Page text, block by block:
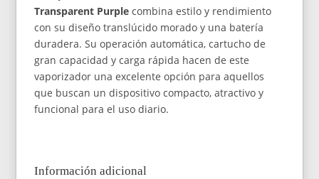
Transparent Purple combina estilo y rendimiento
con su diseño translúcido morado y una batería
duradera. Su operación automática, cartucho de
gran capacidad y carga rápida hacen de este
vaporizador una excelente opción para aquellos
que buscan un dispositivo compacto, atractivo y
funcional para el uso diario.
Información adicional